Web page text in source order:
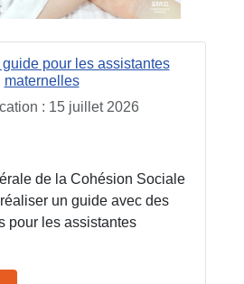
pour les assistantes
maternelles
: 15 juillet 2026
de la Cohésion Sociale
un guide avec des
pour les assistantes